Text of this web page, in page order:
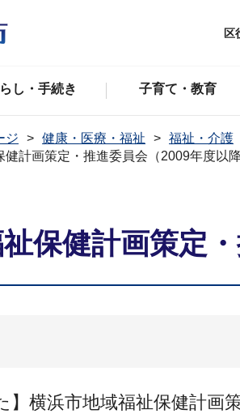
区
し・手続き 子育て・教育
ジ 健康・医療・福祉 福祉・介護
計画策定・推進委員会（2009年度以降
保健計画策定
】横浜市地域福祉保健計